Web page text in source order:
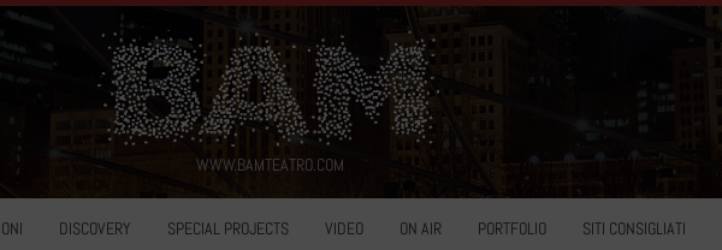
WWW.BAMTEATRO.COM
DISCOVERY SPECIAL PROJECTS VIDEO ON AIR PORTFOLIO SITI CONSIGLIATI